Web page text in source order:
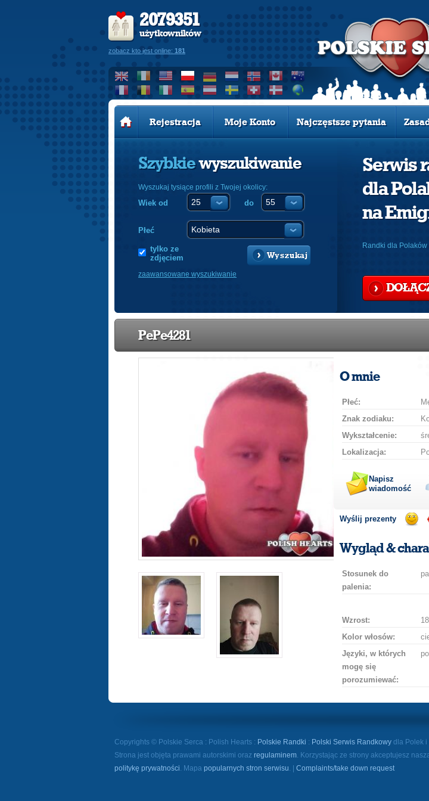
2079351
użytkowników
zobacz kto jest online: 181
Rejestracja Moje Konto Najczęstsze pytania
Szybkiewyszukiwanie
Wyszukaj tysiące profili z Twojej okolicy:
Wiek od do
Płeć
tylko ze
zdjęciem
Wyszukaj
zaawansowane wyszukiwanie
Serwis
dla
na
Randki dla
PePe4281
O mnie
Płeć:
Znak zodiaku:
Wykształcenie:
Lokalizacja:
Napisz
wiadomość
Wyślij prezenty
Wygląd &
Stosunek do
palenia:
Wzrost:
Kolor włosów:
Języki, w których
mogę się
porozumiewać:
Copyrights © Polskie Serca : Polish Hearts : Polskie Randki : Polski Serwis Randkowy dla Polek i
Strona jest objęta prawami autorskimi oraz regulaminem. Korzystając ze strony akceptujesz
politykę prywatności. Mapa popularnych stron serwisu. | Complaints/take down request